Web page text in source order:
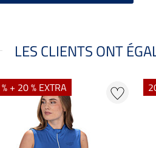
LES CLIENTS ONT
+ 20 % EXTRA